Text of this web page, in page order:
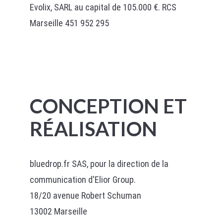
Evolix, SARL au capital de 105.000 €. RCS
Marseille 451 952 295
CONCEPTION ET
RÉALISATION
bluedrop.fr SAS, pour la direction de la
communication d'Elior Group.
18/20 avenue Robert Schuman
13002 Marseille